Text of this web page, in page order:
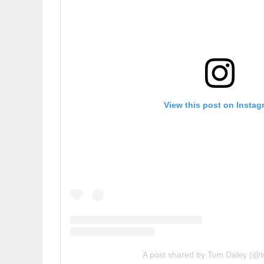
View this post on
A post shared by Tom Daley